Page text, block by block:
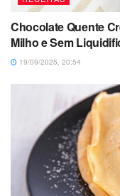
Chocolate Quente
Milho e Sem
19/09/2025, 20:54